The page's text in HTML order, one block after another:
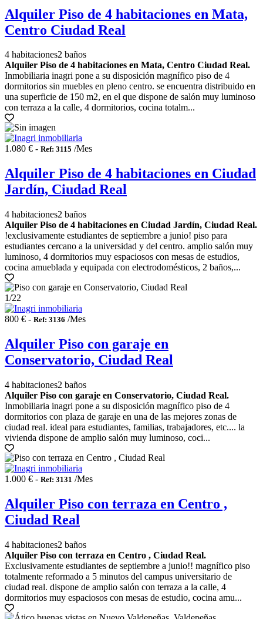
Alquiler Piso de 4 habitaciones en Mata,
Centro Ciudad Real
4 habitaciones2 baños
Alquiler Piso de 4 habitaciones en Mata, Centro Ciudad Real.
Inmobiliaria inagri pone a su disposición magnífico piso de 4
dormitorios sin muebles en pleno centro. se encuentra distribuido en
una superficie de 150 m2, en el que dispone de salón muy luminoso
con terraza a la calle, 4 dormitorios, cocina totalm...
1.080 € - Ref: 3115 /Mes
Alquiler Piso de 4 habitaciones en Ciudad
Jardín, Ciudad Real
4 habitaciones2 baños
Alquiler Piso de 4 habitaciones en Ciudad Jardín, Ciudad Real.
!exclusivamente estudiantes de septiembre a junio! piso para
estudiantes cercano a la universidad y del centro. amplio salón muy
luminoso, 4 dormitorios muy espaciosos con mesas de estudios,
cocina amueblada y equipada con electrodomésticos, 2 baños,...
1/22
800 € - Ref: 3136 /Mes
Alquiler Piso con garaje en
Conservatorio, Ciudad Real
4 habitaciones2 baños
Alquiler Piso con garaje en Conservatorio, Ciudad Real.
Inmobiliaria inagri pone a su disposición magnífico piso de 4
dormitorios con plaza de garaje en una de las mejores zonas de
ciudad real. ideal para estudiantes, familias, trabajadores, etc.... la
vivienda dispone de amplio salón muy luminoso, coci...
1.000 € - Ref: 3131 /Mes
Alquiler Piso con terraza en Centro ,
Ciudad Real
4 habitaciones2 baños
Alquiler Piso con terraza en Centro , Ciudad Real.
Exclusivamente estudiantes de septiembre a junio!! magnífico piso
totalmente reformado a 5 minutos del campus universitario de
ciudad real. dispone de amplio salón con terraza a la calle, 4
dormitorios muy espaciosos con mesas de estudio, cocina amu...